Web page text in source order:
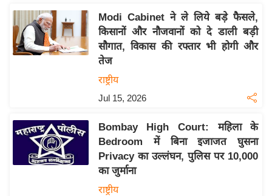
स
उ
द्यो
ग
वि
शे
Modi Cabinet ने ले लिये बड़े फैसले,
किसानों और नौजवानों को दे डाली बड़ी
सौगात, विकास की रफ्तार भी होगी और
तेज
राष्ट्रीय
Jul 15, 2026
Bombay High Court: महिला के
Bedroom में बिना इजाजत घुसना
Privacy का उल्लंघन, पुलिस पर 10,000
का जुर्माना
राष्ट्रीय